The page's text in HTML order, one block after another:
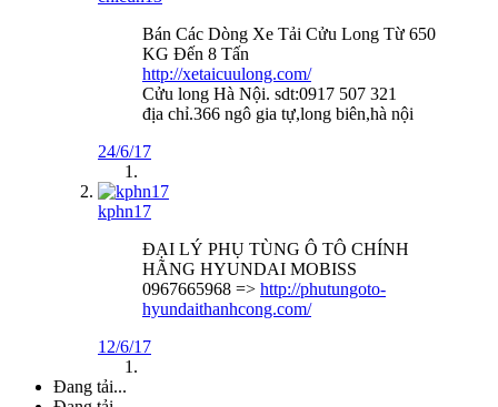
Bán Các Dòng Xe Tải Cửu Long Từ 650
KG Đến 8 Tấn
http://xetaicuulong.com/
Cửu long Hà Nội. sdt:0917 507 321
địa chỉ.366 ngô gia tự,long biên,hà nội
24/6/17
kphn17
ĐẠI LÝ PHỤ TÙNG Ô TÔ CHÍNH
HÃNG HYUNDAI MOBISS
0967665968 => http://phutungoto-
hyundaithanhcong.com/
12/6/17
Đang tải...